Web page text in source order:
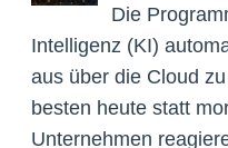
Die
Intelligenz (KI)
aus über die Cloud
besten heute statt
Unternehmen